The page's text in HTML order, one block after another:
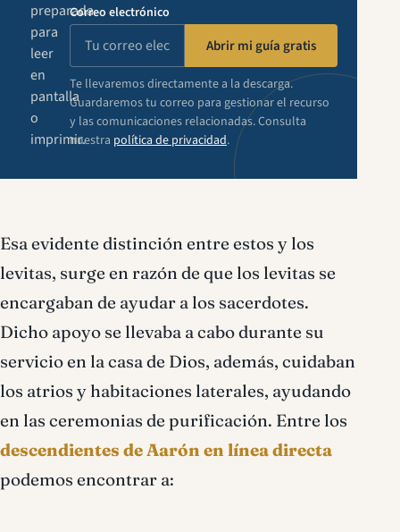
preparada
para
leer
en
pantalla
o
imprimir.
Correo electrónico
Abrir mi guía gratis
Te llevaremos directamente a la descarga.
Guardaremos tu correo para gestionar el recurso
y las comunicaciones relacionadas. Consulta
nuestra política de privacidad.
Esa evidente distinción entre estos y los
levitas, surge en razón de que los levitas se
encargaban de ayudar a los sacerdotes.
Dicho apoyo se llevaba a cabo durante su
servicio en la casa de Dios, además, cuidaban
los atrios y habitaciones laterales, ayudando
en las ceremonias de purificación. Entre los
descendientes de Aarón en línea directa
podemos encontrar a: